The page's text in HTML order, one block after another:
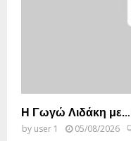
Η Γωγώ Λιδάκη με…
by user 1 05/08/2026